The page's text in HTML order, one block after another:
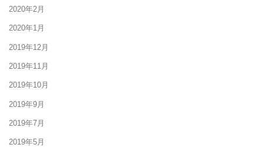
2020年2月
2020年1月
2019年12月
2019年11月
2019年10月
2019年9月
2019年7月
2019年5月